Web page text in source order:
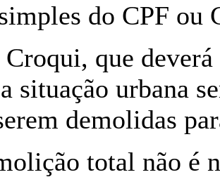
do CPF ou
que
situação urbana
demolidas
total não é